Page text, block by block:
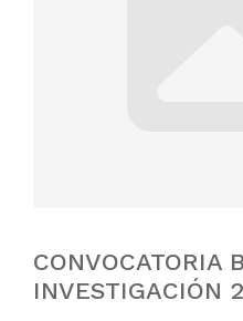
CONVOCATORIA
INVESTIGACIÓN